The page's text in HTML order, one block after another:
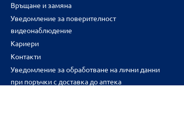
Връщане и замяна
Уведомление за поверителност
видеонаблюдение
Кариери
Контакти
Уведомление за обработване на лични данни
при поръчки с доставка до аптека